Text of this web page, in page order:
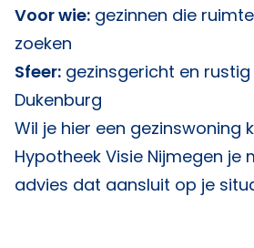
Voor wie: gezinnen die
zoeken
Sfeer: gezinsgericht en rustig
Dukenburg
Wil je hier een gezinswoning
Hypotheek Visie Nijmegen je
advies dat aansluit op je